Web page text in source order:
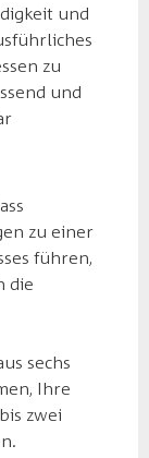
und
zu
und
zu einer
führen,
die
sechs
Ihre
zwei